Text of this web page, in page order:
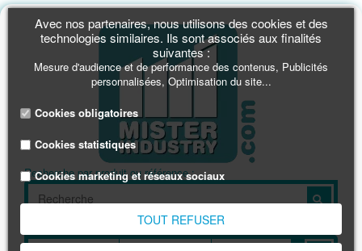
Recherche par produit ou référence :
Rechercher par dimension en mm :
Avec nos partenaires, nous utilisons des cookies et des
technologies similaires. Ils sont associés aux finalités
suivantes :
Mesure d'audience et de performance des contenus, Publicités
personnalisées, Optimisation du site...
Cookies obligatoires
Cookies statistiques
Cookies marketing et réseaux sociaux
TOUT REFUSER